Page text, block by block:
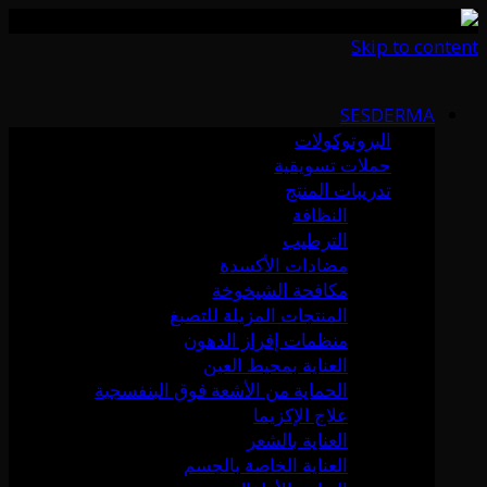
Skip to content
SESDERMA
البروتوكولات
حملات تسويقية
تدريبات المنتج
النظافة
الترطيب
مضادات الأكسدة
مكافحة الشيخوخة
المنتجات المزيلة للتصبغ
منظمات إفراز الدهون
العناية بمحيط العين
الحماية من الأشعة فوق البنفسجية
علاج الإكزيما
العناية بالشعر
العناية الخاصة بالجسم